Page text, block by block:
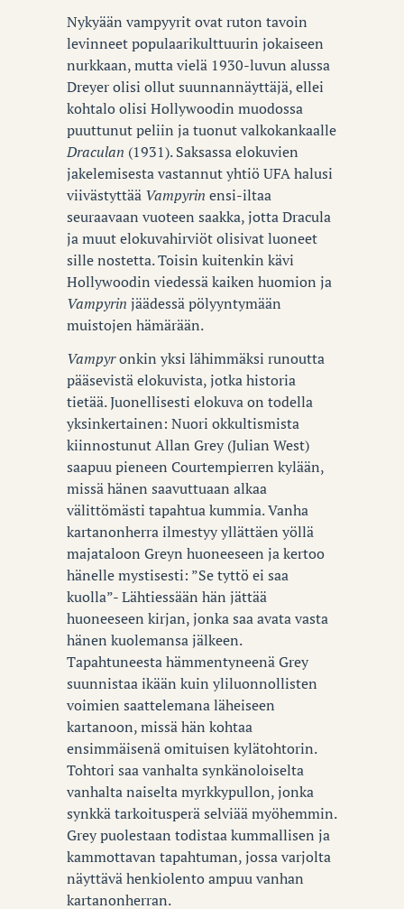
Nykyään vampyyrit ovat ruton tavoin
levinneet populaarikulttuurin jokaiseen
nurkkaan, mutta vielä 1930-luvun alussa
Dreyer olisi ollut suunnannäyttäjä, ellei
kohtalo olisi Hollywoodin muodossa
puuttunut peliin ja tuonut valkokankaalle
Draculan (1931). Saksassa elokuvien
jakelemisesta vastannut yhtiö UFA halusi
viivästyttää Vampyrin ensi-iltaa
seuraavaan vuoteen saakka, jotta Dracula
ja muut elokuvahirviöt olisivat luoneet
sille nostetta. Toisin kuitenkin kävi
Hollywoodin viedessä kaiken huomion ja
Vampyrin jäädessä pölyyntymään
muistojen hämärään.
Vampyronkin yksi lähimmäksi runoutta
pääsevistä elokuvista, jotka historia
tietää. Juonellisesti elokuva on todella
yksinkertainen: Nuori okkultismista
kiinnostunut Allan Grey (Julian West)
saapuu pieneen Courtempierren kylään,
missä hänen saavuttuaan alkaa
välittömästi tapahtua kummia. Vanha
kartanonherra ilmestyy yllättäen yöllä
majataloon Greyn huoneeseen ja kertoo
hänelle mystisesti: ”Se tyttö ei saa
kuolla”- Lähtiessään hän jättää
huoneeseen kirjan, jonka saa avata vasta
hänen kuolemansa jälkeen.
Tapahtuneesta hämmentyneenä Grey
suunnistaa ikään kuin yliluonnollisten
voimien saattelemana läheiseen
kartanoon, missä hän kohtaa
ensimmäisenä omituisen kylätohtorin.
Tohtori saa vanhalta synkänoloiselta
vanhalta naiselta myrkkypullon, jonka
synkkä tarkoitusperä selviää myöhemmin.
Grey puolestaan todistaa kummallisen ja
kammottavan tapahtuman, jossa varjolta
näyttävä henkiolento ampuu vanhan
kartanonherran.